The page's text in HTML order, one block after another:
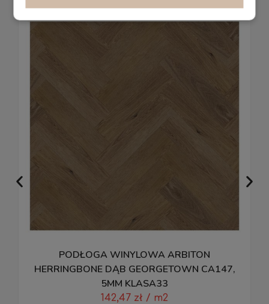
PODŁOGA WINYLOWA ARBITON
HERRINGBONE DĄB GEORGETOWN CA147,
5MM KLASA33
142,47 zł / m2